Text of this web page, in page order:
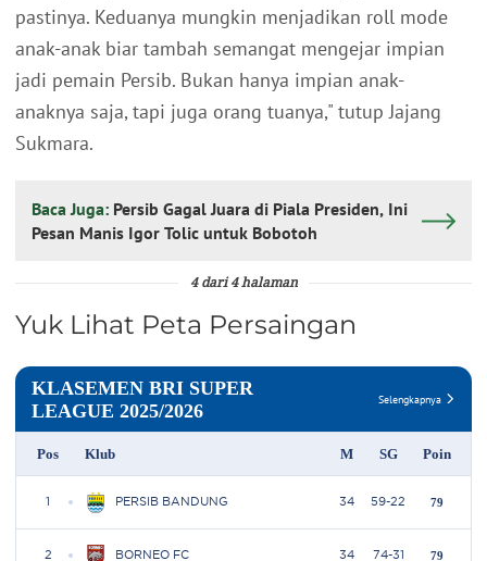
pastinya. Keduanya mungkin menjadikan roll mode
anak-anak biar tambah semangat mengejar impian
jadi pemain Persib. Bukan hanya impian anak-
anaknya saja, tapi juga orang tuanya," tutup Jajang
Sukmara.
Baca Juga: Persib Gagal Juara di Piala Presiden, Ini
Pesan Manis Igor Tolic untuk Bobotoh
4 dari 4 halaman
Yuk Lihat Peta Persaingan